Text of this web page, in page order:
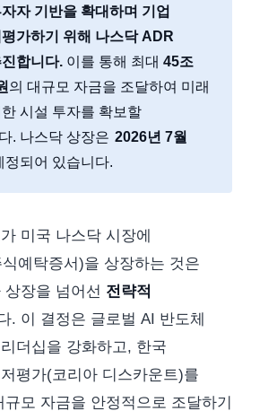
자 기반을 확대하며 기업
가하기 위해 나스닥 ADR
합니다. 이를 통해 최대 45조
의 대규모 자금을 조달하여 미래
시설 투자를 확보할
. 나스닥 상장은 2026년 7월
정되어 있습니다.
미국 나스닥 시장에
예탁증서)을 상장하는 것은
상장을 넘어선 전략적
. 이 결정은 글로벌 AI 반도체
더십을 강화하고, 한국
평가(코리아 디스카운트)를
모 자금을 안정적으로 조달하기